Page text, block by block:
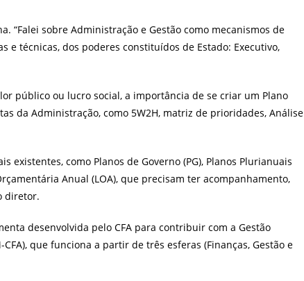
“Falei sobre Administração e Gestão como mecanismos de
e técnicas, dos poderes constituídos de Estado: Executivo,
público ou lucro social, a importância de se criar um Plano
da Administração, como 5W2H, matriz de prioridades, Análise
existentes, como Planos de Governo (PG), Planos Plurianuais
Anual (LOA), que precisam ter acompanhamento,
diretor.
desenvolvida pelo CFA para contribuir com a Gestão
que funciona a partir de três esferas (Finanças, Gestão e